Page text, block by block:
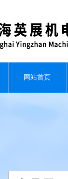
网站首页